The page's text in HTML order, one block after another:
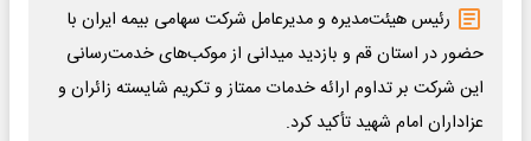
رئیس هیئت‌مدیره و مدیرعامل شرکت سهامی بیمه ایران با
حضور در استان قم و بازدید میدانی از موکب‌های خدمت‌رسانی
این شرکت بر تداوم ارائه خدمات ممتاز و تکریم شایسته زائران و
عزاداران امام شهید تأکید کرد.